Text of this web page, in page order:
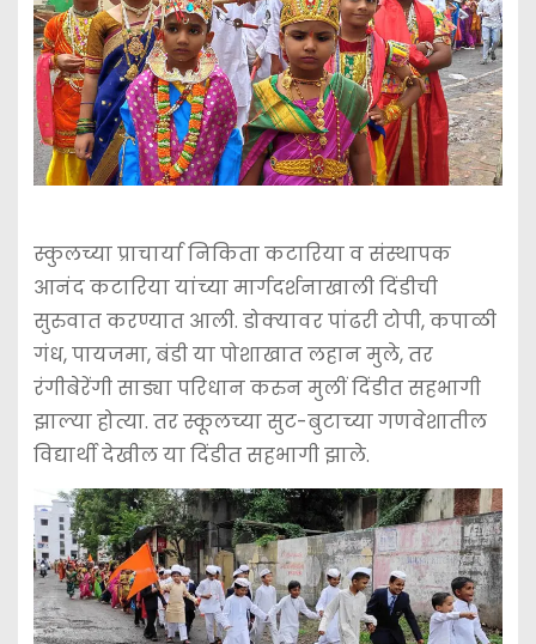
स्कुलच्या प्राचार्या निकिता कटारिया व संस्थापक
आनंद कटारिया यांच्या मार्गदर्शनाखाली दिंडीची
सुरुवात करण्यात आली. डोक्यावर पांढरी टोपी, कपाळी
गंध, पायजमा, बंडी या पोशाखात लहान मुले, तर
रंगीबेरेंगी साड्या परिधान करुन मुलीं दिंडीत सहभागी
झाल्या होत्या. तर स्कूलच्या सुट-बुटाच्या गणवेशातील
विद्यार्थी देखील या दिंडीत सहभागी झाले.